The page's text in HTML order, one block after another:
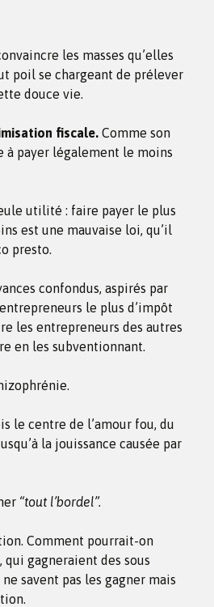
les masses qu’elles
poil se chargeant de prélever
douce vie.
fiscale. Comme son
à payer légalement le moins
utilité : faire payer le plus
est une mauvaise loi, qu’il
presto.
confondus, aspirés par
le plus d’impôt
les entrepreneurs des autres
en les subventionnant.
le centre de l’amour fou, du
la jouissance causée par
“tout l’bordel”.
Comment pourrait-on
gagneraient des sous
savent pas les gagner mais